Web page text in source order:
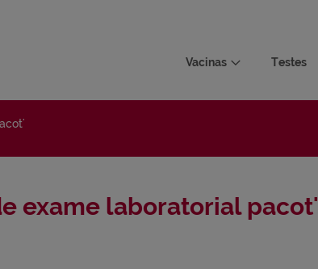
Vacinas Testes
exame laboratorial pacot'